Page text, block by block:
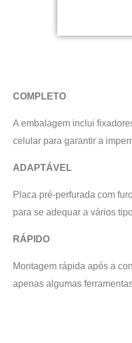
COMPLETO
A embalagem inclui
celular para garantir a
ADAPTÁVEL
Placa pré-perfurada com
para se adequar a vários
RÁPIDO
Montagem rápida após a
apenas algumas